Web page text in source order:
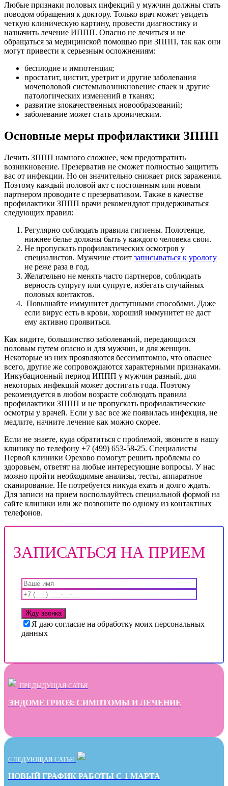
Любые признаки половых инфекций у мужчин должны стать
поводом обращения к доктору. Только врач может увидеть
четкую клиническую картину, провести диагностику и
назначить лечение ИППП. Опасно не лечиться и не
обращаться за медицинской помощью при ЗППП, так как они
могут привести к серьезным осложнениям:
бесплодие и импотенция;
простатит, цистит, уретрит и другие заболевания
мочеполовой системывозникновение спаек и другие
патологических изменений в тканях;
развитие злокачественных новообразований;
заболевание может стать хроническим.
Основные меры профилактики ЗППП
Лечить ЗППП намного сложнее, чем предотвратить
возникновение. Презерватив не сможет полностью защитить
вас от инфекции. Но он значительно снижает риск заражения.
Поэтому каждый половой акт с постоянным или новым
партнером проводите с презервативом. Также в качестве
профилактики ЗППП врачи рекомендуют придерживаться
следующих правил:
Регулярно соблюдать правила гигиены. Полотенце,
нижнее белье должны быть у каждого человека свои.
Не пропускать профилактических осмотров у
специалистов. Мужчине стоит записываться к урологу
не реже раза в год.
Желательно не менять часто партнеров, соблюдать
верность супругу или супруге, избегать случайных
половых контактов.
Повышайте иммунитет доступными способами. Даже
если вирус есть в крови, хороший иммунитет не даст
ему активно проявиться.
Как видите, большинство заболеваний, передающихся
половым путем опасно и для мужчин, и для женщин.
Некоторые из них проявляются бессимптомно, что опаснее
всего, другие же сопровождаются характерными признаками.
Инкубационный период ИППП у мужчин разный, для
некоторых инфекций может достигать года. Поэтому
рекомендуется в любом возрасте соблюдать правила
профилактики ЗППП и не пропускать профилактические
осмотры у врачей. Если у вас все же появилась инфекция, не
медлите, начните лечение как можно скорее.
Если не знаете, куда обратиться с проблемой, звоните в нашу
клинику по телефону +7 (499) 653-58-25. Специалисты
Первой клиники Орехово помогут решить проблемы со
здоровьем, ответят на любые интересующие вопросы. У нас
можно пройти необходимые анализы, тесты, аппаратное
сканирование. Не потребуется никуда ехать и долго ждать.
Для записи на прием воспользуйтесь специальной формой на
сайте клиники или же позвоните по одному из контактных
телефонов.
ЗАПИСАТЬСЯ НА ПРИЕМ
Я даю согласие на обработку моих персональных
данных
ПРЕДЫДУЩАЯ САТЬЯ
ЭНДОМЕТРИОЗ: СИМПТОМЫ И ЛЕЧЕНИЕ
СЛЕДУЮЩАЯ САТЬЯ
НОВЫЙ ГРАФИК РАБОТЫ С 1 МАРТА